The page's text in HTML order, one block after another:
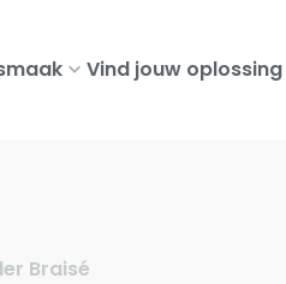
Vind jouw oplossing
Braisé